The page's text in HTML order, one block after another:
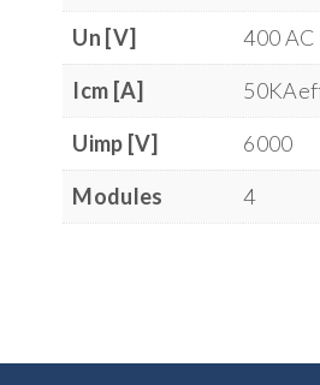
Un [V]
400 AC
Icm [A]
Uimp [V]
6000
Modules
4